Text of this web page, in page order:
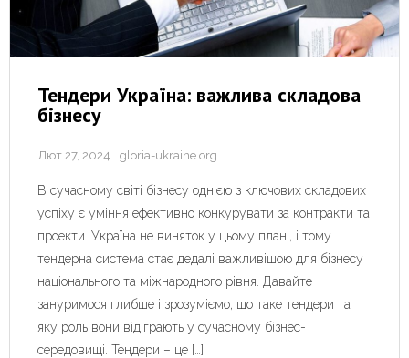
Тендери Україна: важлива складова
бізнесу
Лют 27, 2024 gloria-ukraine.org
В сучасному світі бізнесу однією з ключових складових
успіху є уміння ефективно конкурувати за контракти та
проекти. Україна не виняток у цьому плані, і тому
тендерна система стає дедалі важливішою для бізнесу
національного та міжнародного рівня. Давайте
зануримося глибше і зрозуміємо, що таке тендери та
яку роль вони відіграють у сучасному бізнес-
середовищі. Тендери – це […]